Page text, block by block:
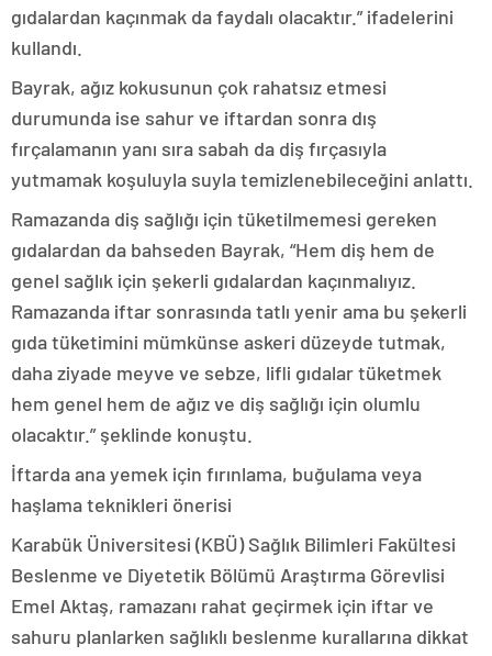
gıdalardan kaçınmak da faydalı olacaktır.” ifadelerini
kullandı.
Bayrak, ağız kokusunun çok rahatsız etmesi
durumunda ise sahur ve iftardan sonra dış
fırçalamanın yanı sıra sabah da diş fırçasıyla
yutmamak koşuluyla suyla temizlenebileceğini anlattı.
Ramazanda diş sağlığı için tüketilmemesi gereken
gıdalardan da bahseden Bayrak, “Hem diş hem de
genel sağlık için şekerli gıdalardan kaçınmalıyız.
Ramazanda iftar sonrasında tatlı yenir ama bu şekerli
gıda tüketimini mümkünse askeri düzeyde tutmak,
daha ziyade meyve ve sebze, lifli gıdalar tüketmek
hem genel hem de ağız ve diş sağlığı için olumlu
olacaktır.” şeklinde konuştu.
İftarda ana yemek için fırınlama, buğulama veya
haşlama teknikleri önerisi
Karabük Üniversitesi (KBÜ) Sağlık Bilimleri Fakültesi
Beslenme ve Diyetetik Bölümü Araştırma Görevlisi
Emel Aktaş, ramazanı rahat geçirmek için iftar ve
sahuru planlarken sağlıklı beslenme kurallarına dikkat